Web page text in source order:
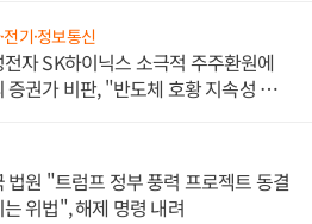
전기·정보통신
자 SK하이닉스 소극적 주주환원에
증권가 비판, "반도체 호황 지속성 의
법원 "트럼프 정부 풍력 프로젝트 동결
위법", 해제 명령 내려